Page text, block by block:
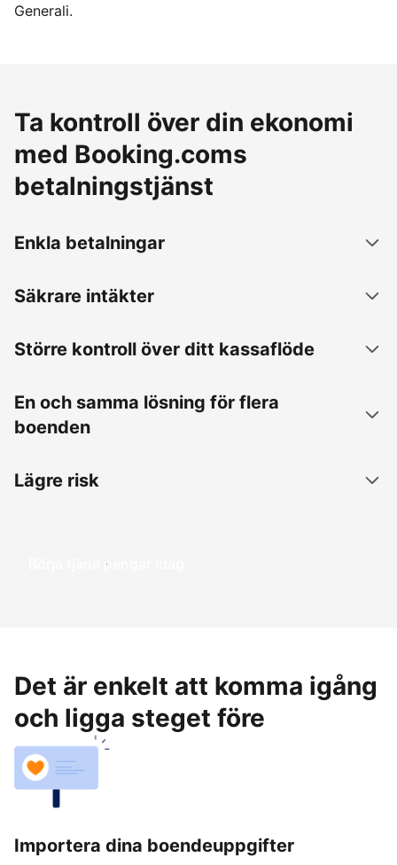
Generali.
Ta kontroll över din ekonomi
med Booking.coms
betalningstjänst
Enkla betalningar
Säkrare intäkter
Större kontroll över ditt kassaflöde
En och samma lösning för flera
boenden
Lägre risk
Börja tjäna pengar idag
Det är enkelt att komma igång
och ligga steget före
Importera dina boendeuppgifter